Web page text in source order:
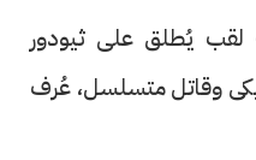
لقب يُطلق على ثيودور
وقاتل متسلسل، عُرف